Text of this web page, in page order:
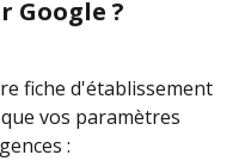
Google ?
fiche d'établissement
vos paramètres
: